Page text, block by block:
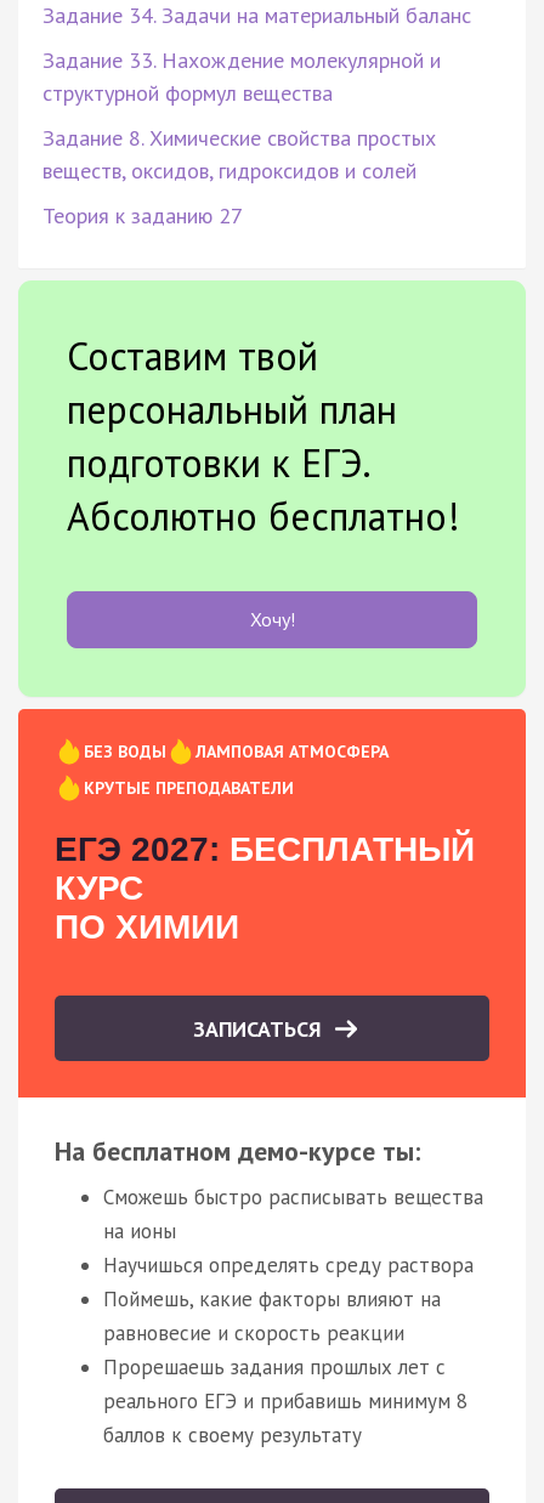
Задание 34. Задачи на материальный баланс
Задание 33. Нахождение молекулярной и
структурной формул вещества
Задание 8. Химические свойства простых
веществ, оксидов, гидроксидов и солей
Теория к заданию 27
Составим твой
персональный план
подготовки к ЕГЭ.
Абсолютно бесплатно!
Хочу!
БЕЗ ВОДЫ
ЛАМПОВАЯ АТМОСФЕРА
КРУТЫЕ ПРЕПОДАВАТЕЛИ
ЕГЭ 2027: БЕСПЛАТНЫЙ
КУРС
ПО ХИМИИ
ЗАПИСАТЬСЯ
На бесплатном демо-курсе ты:
Сможешь быстро расписывать вещества
на ионы
Научишься определять среду раствора
Поймешь, какие факторы влияют на
равновесие и скорость реакции
Прорешаешь задания прошлых лет с
реального ЕГЭ и прибавишь минимум 8
баллов к своему результату